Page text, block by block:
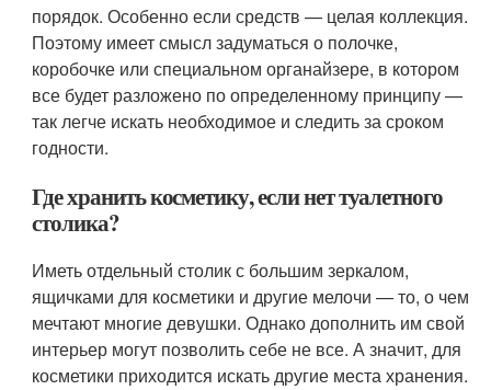
порядок. Особенно если средств — целая коллекция.
Поэтому имеет смысл задуматься о полочке,
коробочке или специальном органайзере, в котором
все будет разложено по определенному принципу —
так легче искать необходимое и следить за сроком
годности.
Где хранить косметику, если нет туалетного
столика?
Иметь отдельный столик с большим зеркалом,
ящичками для косметики и другие мелочи — то, о чем
мечтают многие девушки. Однако дополнить им свой
интерьер могут позволить себе не все. А значит, для
косметики приходится искать другие места хранения.